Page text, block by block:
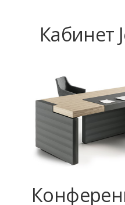
Кабинет